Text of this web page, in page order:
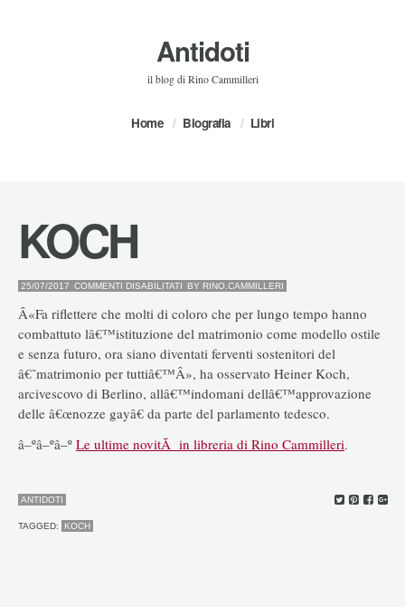
Antidoti
il blog di Rino Cammilleri
Home Biografia Libri
KOCH
25/07/2017 COMMENTI DISABILITATI SU
BY RINO.CAMMILLERI
Â«Fa riflettere che molti di coloro che per lungo tempo hanno
combattuto lâ€™istituzione del matrimonio come modello ostile
e senza futuro, ora siano diventati ferventi sostenitori del
â€˜matrimonio per tuttiâ€™Â», ha osservato Heiner Koch,
arcivescovo di Berlino, allâ€™indomani dellâ€™approvazione
delle â€œnozze gayâ€ da parte del parlamento tedesco.
â–ºâ–ºâ–º Le ultime novitÃ in libreria di Rino Cammilleri.
ANTIDOTI
TAGGED: KOCH